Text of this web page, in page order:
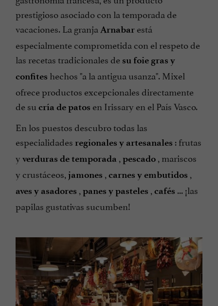
prestigioso asociado con la temporada de
vacaciones. La granja Arnabar está
especialmente comprometida con el respeto de
las recetas tradicionales de su foie gras y
confites hechos "a la antigua usanza". Mixel
ofrece productos excepcionales directamente
de su cría de patos en Irissary en el País Vasco.
En los puestos descubro todas las
especialidades regionales y artesanales : frutas
y verduras de temporada , pescado , mariscos
y crustáceos, jamones , carnes y embutidos ,
aves y asadores , panes y pasteles , cafés ... ¡las
papilas gustativas sucumben!